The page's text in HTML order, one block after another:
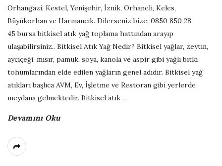
r
i
D
ö
n
ü
ş
Orhangazi, Kestel, Yenişehir, İznik, Orhaneli, Keles,
Büyükorhan ve Harmancık. Dilerseniz bize; 0850 850 28
45 bursa bitkisel atık yağ toplama hattından arayıp
ulaşabilirsiniz.. Bitkisel Atık Yağ Nedir? Bitkisel yağlar, zeytin,
ayçiçeği, mısır, pamuk, soya, kanola ve aspir gibi yağlı bitki
tohumlarından elde edilen yağların genel adıdır. Bitkisel yağ
atıkları başlıca AVM, Ev, İşletme ve Restoran gibi yerlerde
meydana gelmektedir. Bitkisel atık …
Devamını Oku